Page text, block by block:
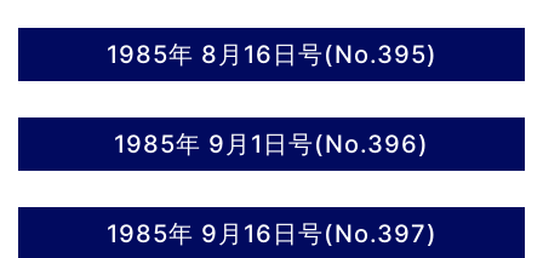
1985年 8月16日号(No.395)
1985年 9月1日号(No.396)
1985年 9月16日号(No.397)